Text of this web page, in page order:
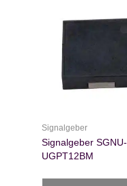
Signalgeber
Signalgeber SGNU-
UGPT12BM